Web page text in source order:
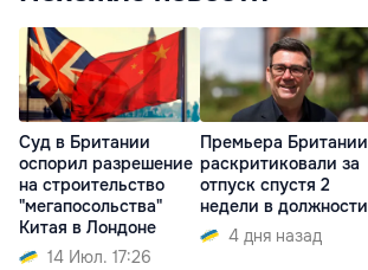
Суд в Британии
оспорил разрешение
на строительство
"мегапосольства"
Китая в Лондоне
14 Июл. 17:26
Премьера Британии
раскритиковали за
отпуск спустя 2
недели в должности
4 дня назад